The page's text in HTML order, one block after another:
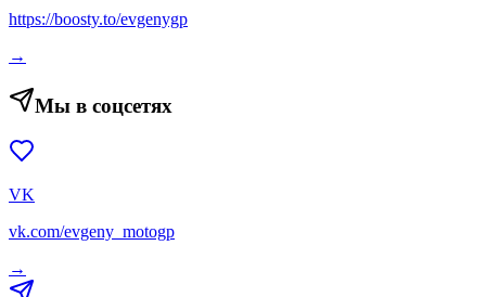
https://boosty.to/evgenygp
→
Мы в соцсетях
VK
vk.com/evgeny_motogp
→